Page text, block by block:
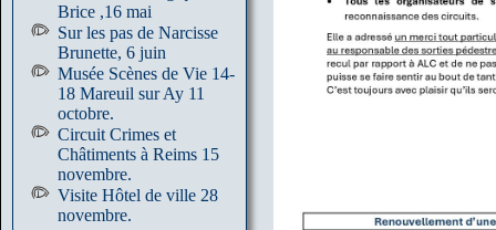
Brice ,16 mai
Sur les pas de Narcisse
Brunette, 6 juin
Musée Scènes de Vie 14-
18 Mareuil sur Ay 11
octobre.
Circuit Crimes et
Châtiments à Reims 15
novembre.
Visite Hôtel de ville 28
novembre.